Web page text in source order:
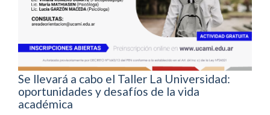
Se llevará a cabo el Taller La Universidad:
oportunidades y desafíos de la vida
académica